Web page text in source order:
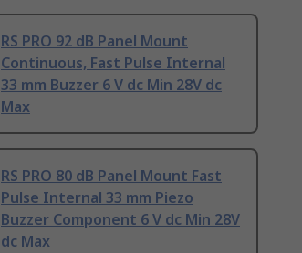
RS PRO 92 dB Panel Mount
Continuous, Fast Pulse Internal
33 mm Buzzer 6 V dc Min 28V dc
Max
RS PRO 80 dB Panel Mount Fast
Pulse Internal 33 mm Piezo
Buzzer Component 6 V dc Min 28V
dc Max